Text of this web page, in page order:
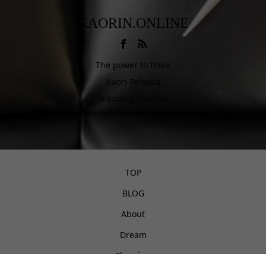
KAORIN.ONLINE
The power to think
Kaori Teixeira
Branding Director
TOP
BLOG
About
Dream